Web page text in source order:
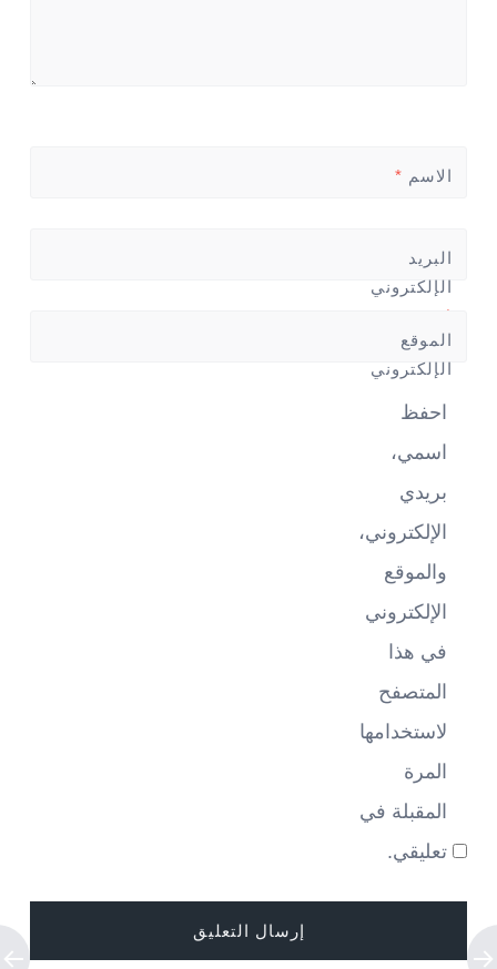
الاسم *
البريد
الإلكتروني
*
الموقع
الإلكتروني
احفظ
اسمي،
بريدي
الإلكتروني،
والموقع
الإلكتروني
في هذا
المتصفح
لاستخدامها
المرة
المقبلة في
تعليقي.